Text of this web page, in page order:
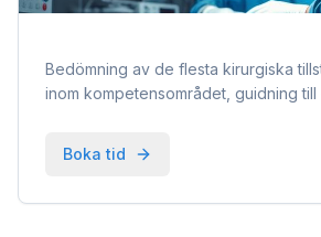
Bedömning av de flesta kirurgiska
inom kompetensområdet, guidning
Boka tid